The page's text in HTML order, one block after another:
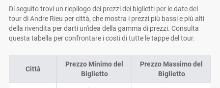
Di seguito trovi un riepilogo dei prezzi dei biglietti per le date del
tour di Andre Rieu per città, che mostra i prezzi più bassi e più alti
della rivendita per darti un'idea della gamma di prezzi. Consulta
questa tabella per confrontare i costi di tutte le tappe del tour.
Città
Prezzo Minimo del
Biglietto
Prezzo Massimo del
Biglietto